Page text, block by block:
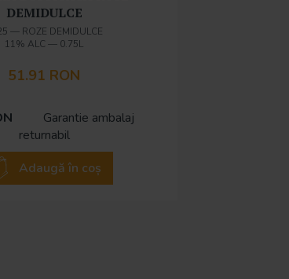
DEMIDULCE
—ROZE DEMIDULCE
11% ALC — 0.75L
51.91 RON
Garantie ambalaj
returnabil
Adaugă în coș